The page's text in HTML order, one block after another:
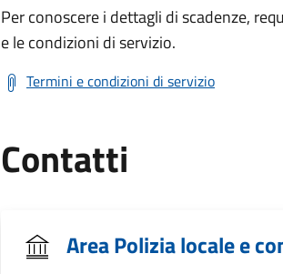
Per conoscere i dettagli di scadenze,
e le condizioni di servizio.
Termini e condizioni di servizio
Contatti
Area Polizia locale e